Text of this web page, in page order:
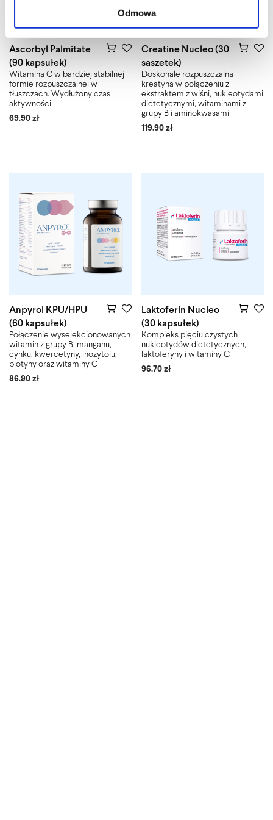
Odmowa
Ascorbyl Palmitate
(90 kapsułek)
Witamina C w bardziej stabilnej
formie rozpuszczalnej w
tłuszczach. Wydłużony czas
aktywności
69.90 zł
Creatine Nucleo (30
saszetek)
Doskonale rozpuszczalna
kreatyna w połączeniu z
ekstraktem z wiśni, nukleotydami
dietetycznymi, witaminami z
grupy B i aminokwasami
119.90 zł
Anpyrol KPU/HPU
(60 kapsułek)
Połączenie wyselekcjonowanych
witamin z grupy B, manganu,
cynku, kwercetyny, inozytolu,
biotyny oraz witaminy C
86.90 zł
Laktoferin Nucleo
(30 kapsułek)
Kompleks pięciu czystych
nukleotydów dietetycznych,
laktoferyny i witaminy C
96.70 zł